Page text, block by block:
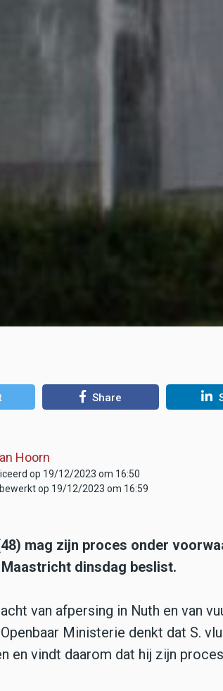
Share
Hoorn
op 19/12/2023 om 16:50
op 19/12/2023 om 16:59
mag zijn proces onder
dinsdag beslist.
van afpersing in Nuth en van
Ministerie denkt dat S.
en vindt daarom dat hij zijn